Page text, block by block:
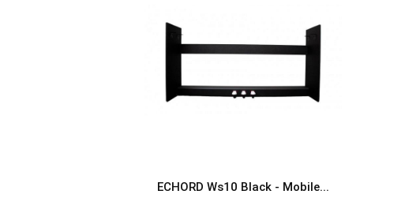
ECHORD Ws10 Black - Mobile...